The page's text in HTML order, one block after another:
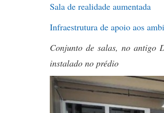
Sala de realidade aumentada
Infraestrutura de apoio aos
Conjunto de salas, no antigo
instalado no prédio